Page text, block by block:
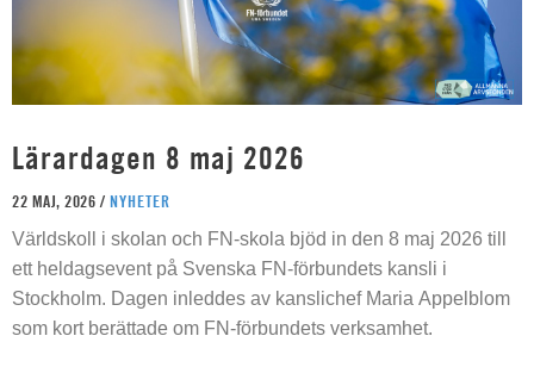
Lärardagen 8 maj 2026
22 MAJ, 2026 / NYHETER
Världskoll i skolan och FN-skola bjöd in den 8 maj 2026 till
ett heldagsevent på Svenska FN-förbundets kansli i
Stockholm. Dagen inleddes av kanslichef Maria Appelblom
som kort berättade om FN-förbundets verksamhet.